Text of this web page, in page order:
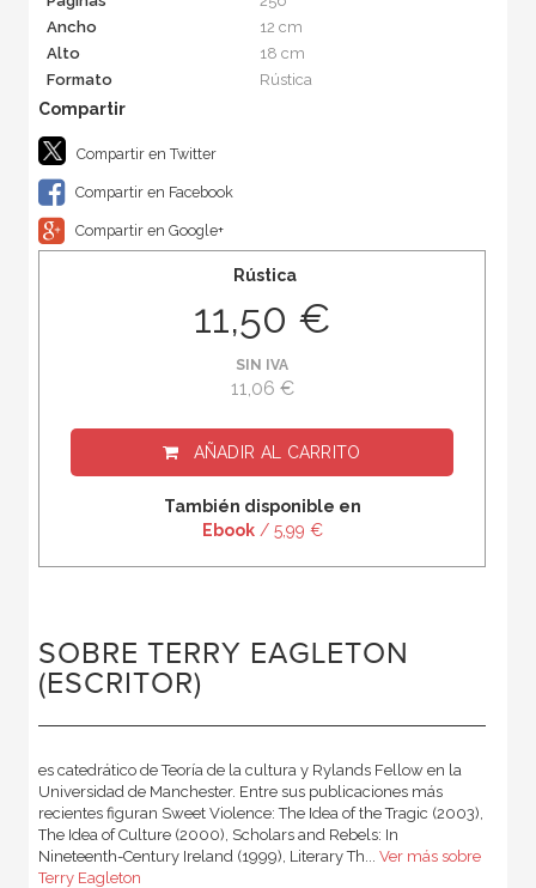
Ancho
12 cm
Alto
18 cm
Formato
Rústica
Compartir en Twitter
Compartir en Facebook
Compartir en Google+
Rústica
11,50 €
SIN IVA
11,06 €
AÑADIR AL CARRITO
También disponible en
Ebook/ 5,99 €
SOBRE TERRY EAGLETON
(ESCRITOR)
es catedrático de Teoría de la cultura y Rylands Fellow en la
Universidad de Manchester. Entre sus publicaciones más
recientes figuran Sweet Violence: The Idea of the Tragic (2003),
The Idea of Culture (2000), Scholars and Rebels: In
Nineteenth-Century Ireland (1999), Literary Th... Ver más sobre
Terry Eagleton